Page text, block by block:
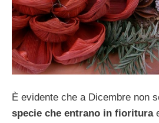
È evidente che a Dicembre non
specie che entrano in fioritura